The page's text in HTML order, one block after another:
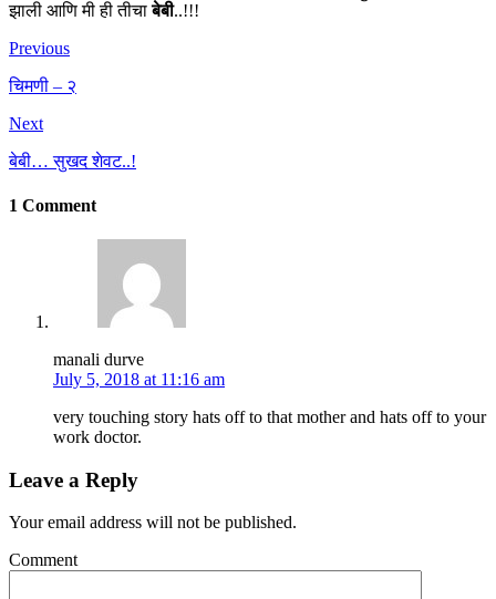
झाली आणि मी ही तीचाबेबी..!!!
Previous
चिमणी – २
Next
बेबी… सुखद शेवट..!
1 Comment
manali durve
July 5, 2018 at 11:16 am
very touching story hats off to that mother and hats off to your
work doctor.
Leave a Reply
Your email address will not be published.
Comment